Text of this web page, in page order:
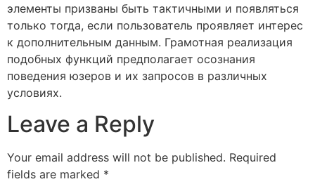
элементы призваны быть тактичными и появляться
только тогда, если пользователь проявляет интерес
к дополнительным данным. Грамотная реализация
подобных функций предполагает осознания
поведения юзеров и их запросов в различных
условиях.
Leave a Reply
Your email address will not be published. Required
fields are marked *